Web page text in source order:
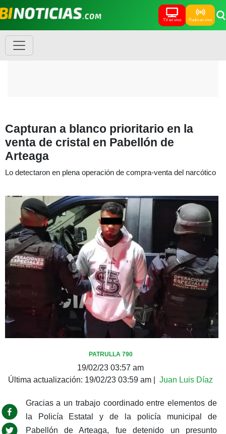
TV en vivo Radio en vivo
Capturan a blanco prioritario en la
venta de cristal en Pabellón de
Arteaga
Lo detectaron en plena operación de compra-venta del narcótico
PATRULLA 790
19/02/23 03:57 am
Última actualización: 19/02/23 03:59 am Juan Luis Díaz
Gracias a un trabajo coordinado entre elementos de
la Policía Estatal y de la policía municipal de
Pabellón de Arteaga, fue detenido un presunto